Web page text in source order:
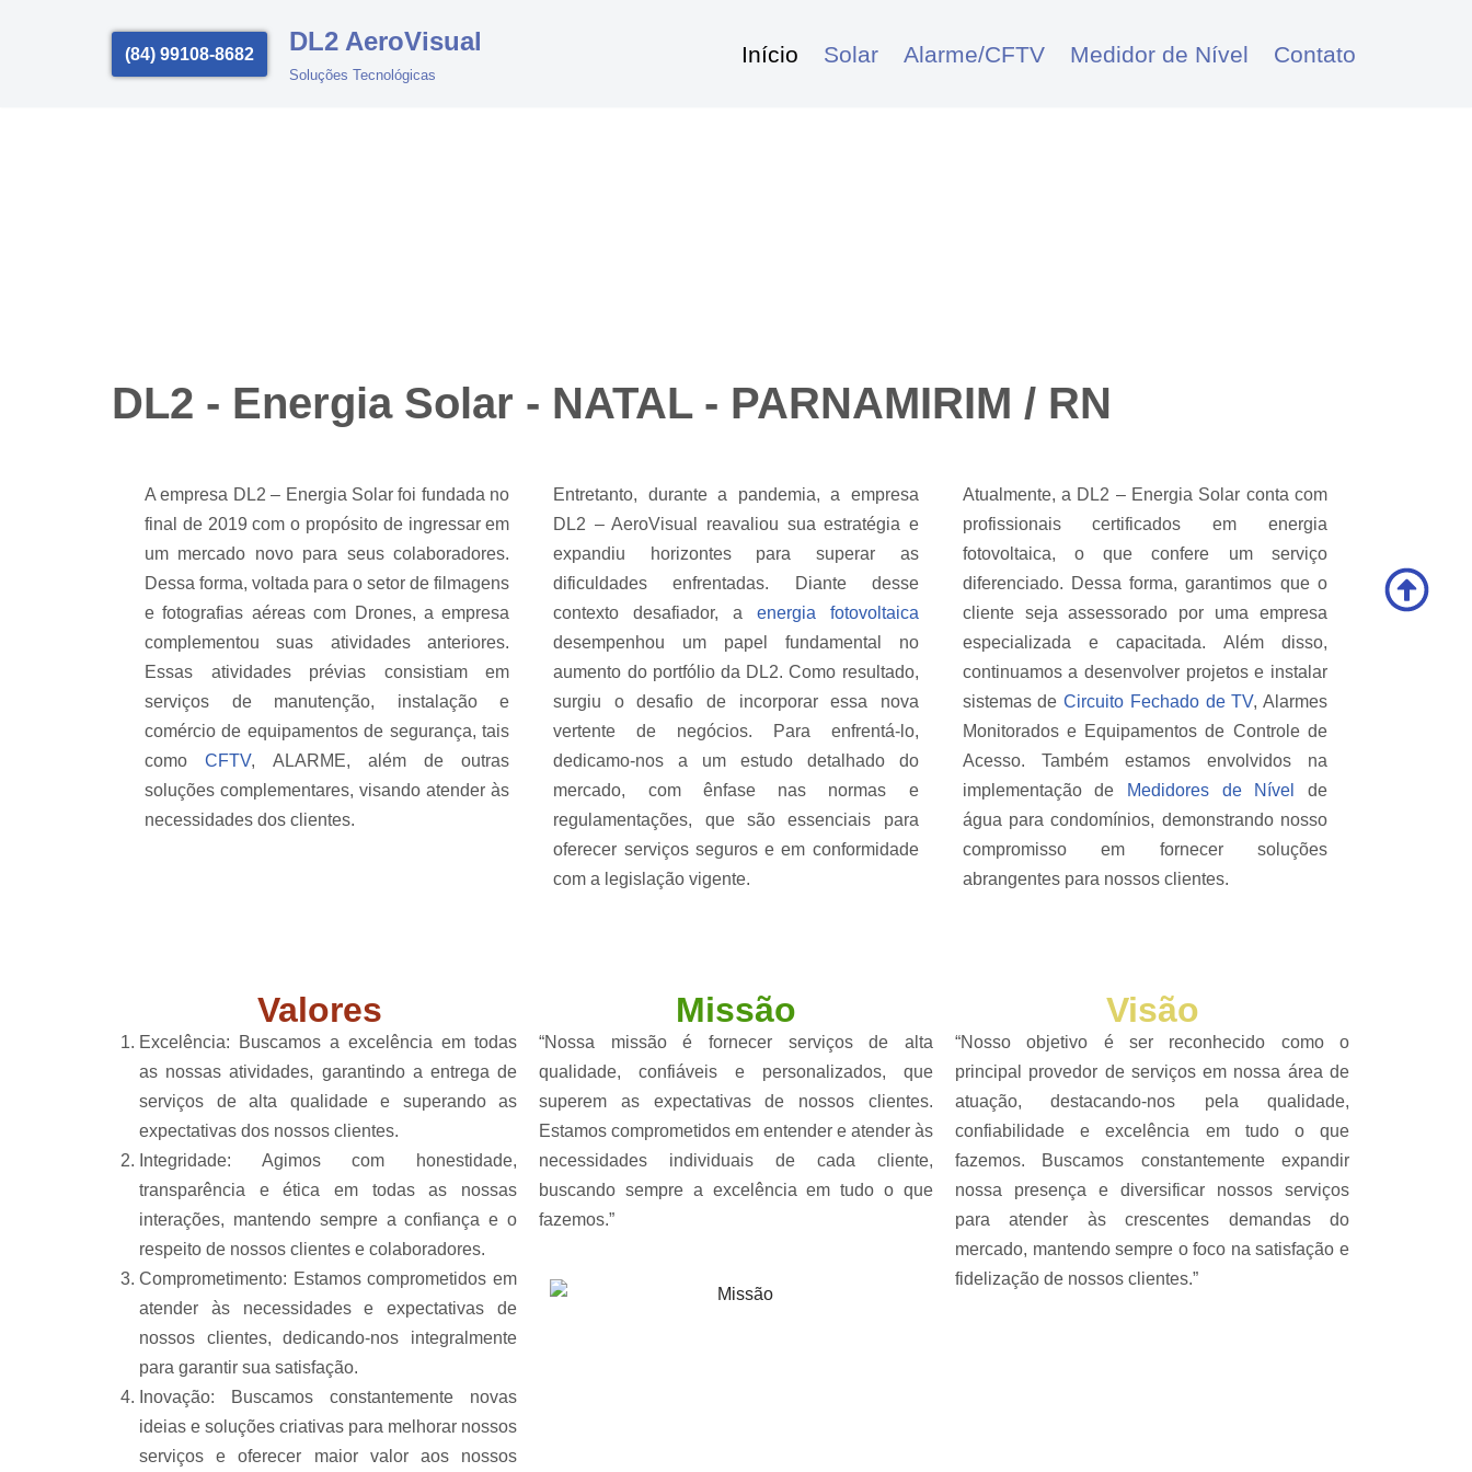
(84) 99108-8682 DL2 AeroVisual
Soluções Tecnológicas
Início Solar Alarme/CFTV Medidor de Nível Contato
DL2 - Energia Solar - NATAL - PARNAMIRIM / RN
A empresa DL2 – Energia Solar foi fundada no
final de 2019 com o propósito de ingressar em
um mercado novo para seus colaboradores.
Dessa forma, voltada para o setor de filmagens
e fotografias aéreas com Drones, a empresa
complementou suas atividades anteriores.
Essas atividades prévias consistiam em
serviços de manutenção, instalação e
comércio de equipamentos de segurança, tais
comoCFTV, ALARME, além de outras
soluções complementares, visando atender às
necessidades dos clientes.
Entretanto, durante a pandemia, a empresa
DL2 – AeroVisual reavaliou sua estratégia e
expandiu horizontes para superar as
dificuldades enfrentadas. Diante desse
contexto desafiador, a energia fotovoltaica
desempenhou um papel fundamental no
aumento do portfólio da DL2. Como resultado,
surgiu o desafio de incorporar essa nova
vertente de negócios. Para enfrentá-lo,
dedicamo-nos a um estudo detalhado do
mercado, com ênfase nas normas e
regulamentações, que são essenciais para
oferecer serviços seguros e em conformidade
com a legislação vigente.
Atualmente, a DL2 – Energia Solar conta com
profissionais certificados em energia
fotovoltaica, o que confere um serviço
diferenciado. Dessa forma, garantimos que o
cliente seja assessorado por uma empresa
especializada e capacitada. Além disso,
continuamos a desenvolver projetos e instalar
sistemas deCircuito Fechado de TV, Alarmes
Monitorados e Equipamentos de Controle de
Acesso. Também estamos envolvidos na
implementação de
Medidores de Nível
de
água para condomínios, demonstrando nosso
compromisso em fornecer soluções
abrangentes para nossos clientes.
Valores
Excelência: Buscamos a excelência em todas
as nossas atividades, garantindo a entrega de
serviços de alta qualidade e superando as
expectativas dos nossos clientes.
Integridade: Agimos com honestidade,
transparência e ética em todas as nossas
interações, mantendo sempre a confiança e o
respeito de nossos clientes e colaboradores.
Comprometimento: Estamos comprometidos em
atender às necessidades e expectativas de
nossos clientes, dedicando-nos integralmente
para garantir sua satisfação.
Inovação: Buscamos constantemente novas
ideias e soluções criativas para melhorar nossos
serviços e oferecer maior valor aos nossos
Missão
“Nossa missão é fornecer serviços de alta
qualidade, confiáveis e personalizados, que
superem as expectativas de nossos clientes.
Estamos comprometidos em entender e atender às
necessidades individuais de cada cliente,
buscando sempre a excelência em tudo o que
fazemos.”
Visão
“Nosso objetivo é ser reconhecido como o
principal provedor de serviços em nossa área de
atuação, destacando-nos pela qualidade,
confiabilidade e excelência em tudo o que
fazemos. Buscamos constantemente expandir
nossa presença e diversificar nossos serviços
para atender às crescentes demandas do
mercado, mantendo sempre o foco na satisfação e
fidelização de nossos clientes.”